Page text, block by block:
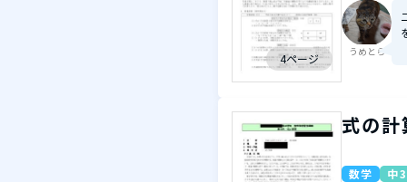
4ページ うめとら
式の計
数学 中3